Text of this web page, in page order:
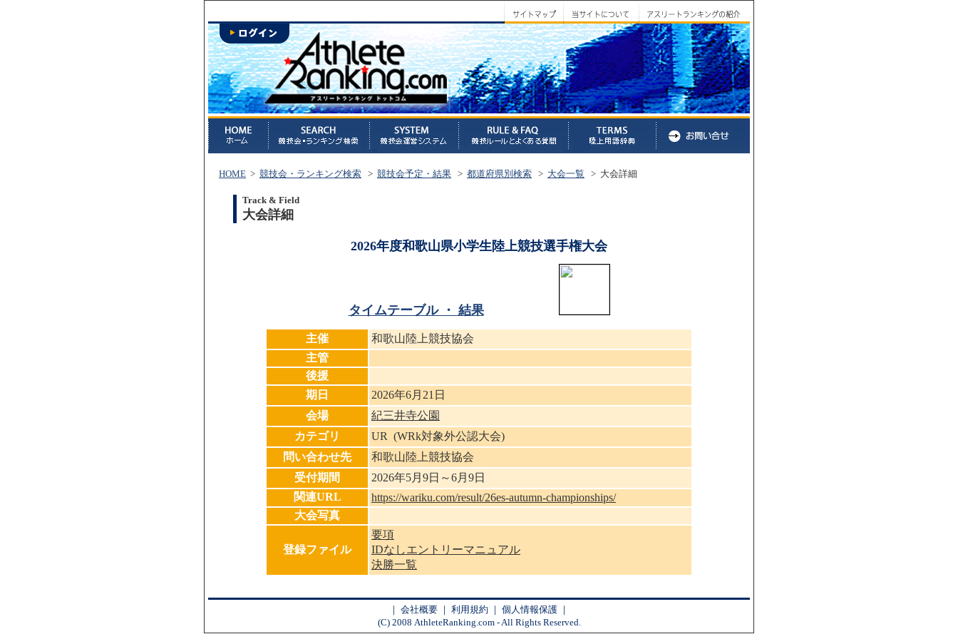
HOME > 競技会・ランキング検索 > 競技会予定・結果 > 都道府県別検索 > 大会一覧 > 大会詳細
Track & Field
大会詳細
2026年度和歌山県小学生陸上競技選手権大会
タイムテーブル ・ 結果
主催
和歌山陸上競技協会
主管
後援
期日
2026年6月21日
会場
紀三井寺公園
カテゴリ
UR (WRk対象外公認大会)
問い合わせ先
和歌山陸上競技協会
受付期間
2026年5月9日～6月9日
関連URL
https://wariku.com/result/26es-autumn-championships/
大会写真
登録ファイル
要項
IDなしエントリーマニュアル
決勝一覧
｜ 会社概要 ｜ 利用規約 ｜ 個人情報保護 ｜
(C) 2008 AthleteRanking.com - All Rights Reserved.